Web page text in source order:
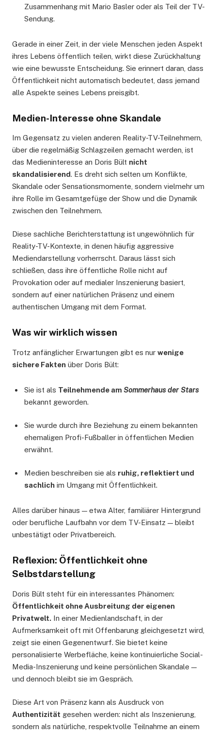
Zusammenhang mit Mario Basler oder als Teil der TV-
Sendung.
Gerade in einer Zeit, in der viele Menschen jeden Aspekt
ihres Lebens öffentlich teilen, wirkt diese Zurückhaltung
wie eine bewusste Entscheidung. Sie erinnert daran, dass
Öffentlichkeit nicht automatisch bedeutet, dass jemand
alle Aspekte seines Lebens preisgibt.
Medien-Interesse ohne Skandale
Im Gegensatz zu vielen anderen Reality-TV-Teilnehmern,
über die regelmäßig Schlagzeilen gemacht werden, ist
das Medieninteresse an Doris Bült nicht
skandalisierend. Es dreht sich selten um Konflikte,
Skandale oder Sensationsmomente, sondern vielmehr um
ihre Rolle im Gesamtgefüge der Show und die Dynamik
zwischen den Teilnehmern.
Diese sachliche Berichterstattung ist ungewöhnlich für
Reality-TV-Kontexte, in denen häufig aggressive
Mediendarstellung vorherrscht. Daraus lässt sich
schließen, dass ihre öffentliche Rolle nicht auf
Provokation oder auf medialer Inszenierung basiert,
sondern auf einer natürlichen Präsenz und einem
authentischen Umgang mit dem Format.
Was wir wirklich wissen
Trotz anfänglicher Erwartungen gibt es nur wenige
sichere Fakten über Doris Bült:
Sie ist als Teilnehmende am Sommerhaus der Stars
bekannt geworden.
Sie wurde durch ihre Beziehung zu einem bekannten
ehemaligen Profi-Fußballer in öffentlichen Medien
erwähnt.
Medien beschreiben sie als ruhig, reflektiert und
sachlich im Umgang mit Öffentlichkeit.
Alles darüber hinaus — etwa Alter, familiärer Hintergrund
oder berufliche Laufbahn vor dem TV-Einsatz — bleibt
unbestätigt oder Privatbereich.
Reflexion: Öffentlichkeit ohne
Selbstdarstellung
Doris Bült steht für ein interessantes Phänomen:
Öffentlichkeit ohne Ausbreitung der eigenen
Privatwelt. In einer Medienlandschaft, in der
Aufmerksamkeit oft mit Offenbarung gleichgesetzt wird,
zeigt sie einen Gegenentwurf. Sie bietet keine
personalisierte Werbefläche, keine kontinuierliche Social-
Media-Inszenierung und keine persönlichen Skandale —
und dennoch bleibt sie im Gespräch.
Diese Art von Präsenz kann als Ausdruck von
Authentizität gesehen werden: nicht als Inszenierung,
sondern als natürliche, respektvolle Teilnahme an einem